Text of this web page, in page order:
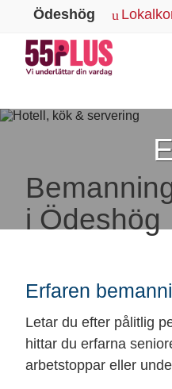
Ödeshög
i Ödeshög
Erfaren
Letar du efter pålitlig
hittar du erfarna
arbetstoppar eller